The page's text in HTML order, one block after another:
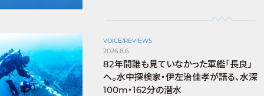
VOICE/REVIEWS
2026.8.6
82年間誰も見ていなかった軍艦「長良」
へ。水中探検家・伊左治佳孝が語る、水深
100m・162分の潜水